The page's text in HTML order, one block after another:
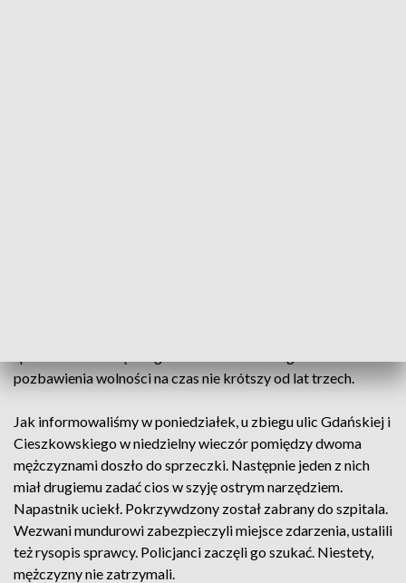
pozbawienia wolności na czas nie krótszy od lat trzech.
Jak informowaliśmy w poniedziałek, u zbiegu ulic Gdańskiej i
Cieszkowskiego w niedzielny wieczór pomiędzy dwoma
mężczyznami doszło do sprzeczki. Następnie jeden z nich
miał drugiemu zadać cios w szyję ostrym narzędziem.
Napastnik uciekł. Pokrzywdzony został zabrany do szpitala.
Wezwani mundurowi zabezpieczyli miejsce zdarzenia, ustalili
też rysopis sprawcy. Policjanci zaczęli go szukać. Niestety,
mężczyzny nie zatrzymali.